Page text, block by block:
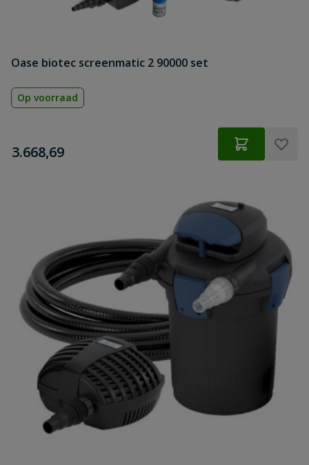
Oase biotec screenmatic 2 90000 set
Op voorraad
€
3.668,69